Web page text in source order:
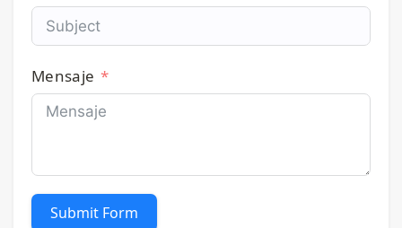
Mensaje
Submit Form